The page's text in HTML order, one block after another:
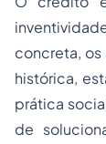
concreta, os
histórica,
prática
de